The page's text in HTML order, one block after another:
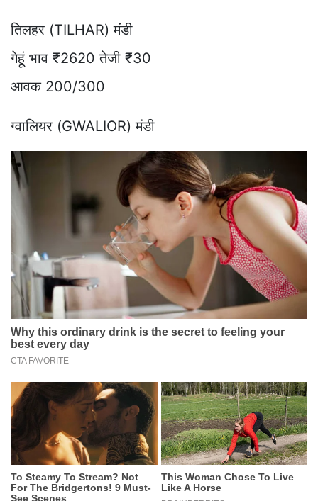
तिलहर (TILHAR) मंडी
गेहूं भाव ₹2620 तेजी ₹30
आवक 200/300
ग्वालियर (GWALIOR) मंडी